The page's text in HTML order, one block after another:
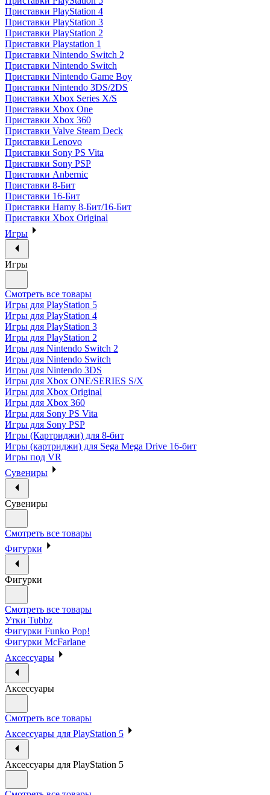
Приставки PlayStation 4
Приставки PlayStation 3
Приставки PlayStation 2
Приставки Playstation 1
Приставки Nintendo Switch 2
Приставки Nintendo Switch
Приставки Nintendo Game Boy
Приставки Nintendo 3DS/2DS
Приставки Xbox Series X/S
Приставки Xbox One
Приставки Xbox 360
Приставки Valve Steam Deck
Приставки Lenovo
Приставки Sony PS Vita
Приставки Sony PSP
Приставки Anbernic
Приставки 8-Бит
Приставки 16-Бит
Приставки Hamy 8-Бит/16-Бит
Приставки Xbox Original
Игры
Игры
Смотреть все товары
Игры для PlayStation 5
Игры для PlayStation 4
Игры для PlayStation 3
Игры для PlayStation 2
Игры для Nintendo Switch 2
Игры для Nintendo Switch
Игры для Nintendo 3DS
Игры для Xbox ONE/SERIES S/X
Игры для Xbox Original
Игры для Xbox 360
Игры для Sony PS Vita
Игры для Sony PSP
Игры (Картриджи) для 8-бит
Игры (картриджи) для Sega Mega Drive 16-бит
Игры под VR
Сувениры
Сувениры
Смотреть все товары
Фигурки
Фигурки
Смотреть все товары
Утки Tubbz
Фигурки Funko Pop!
Фигурки McFarlane
Аксессуары
Аксессуары
Смотреть все товары
Аксессуары для PlayStation 5
Аксессуары для PlayStation 5